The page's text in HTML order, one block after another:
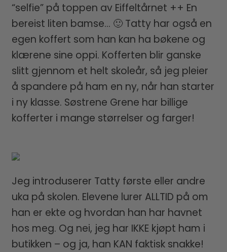
“selfie” på toppen av Eiffeltårnet ++ En
bereist liten bamse… 🙂 Tatty har også en
egen koffert som han kan ha bøkene og
klærene sine oppi. Kofferten blir ganske
slitt gjennom et helt skoleår, så jeg pleier
å spandere på ham en ny, når han starter
i ny klasse. Søstrene Grene har billige
kofferter i mange størrelser og farger!
Jeg introduserer Tatty første eller andre
uka på skolen. Elevene lurer ALLTID på om
han er ekte og hvordan han har havnet
hos meg. Og nei, jeg har IKKE kjøpt ham i
butikken – og ja, han KAN faktisk snakke!